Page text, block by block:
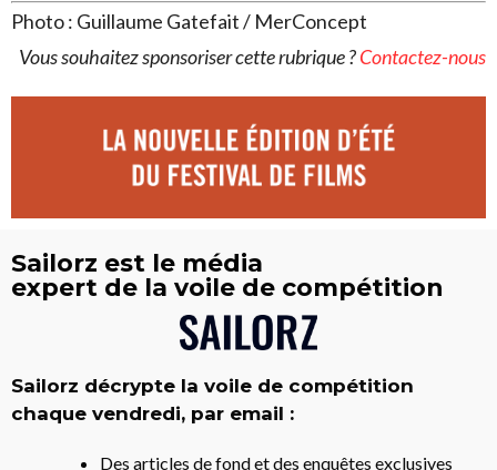
Photo : Guillaume Gatefait / MerConcept
Vous souhaitez sponsoriser cette rubrique ?Contactez-nous
Sailorz est le média
expert de la voile de compétition
Sailorz décrypte la voile de compétition
chaque vendredi, par email :
Des articles de fond et des enquêtes exclusives